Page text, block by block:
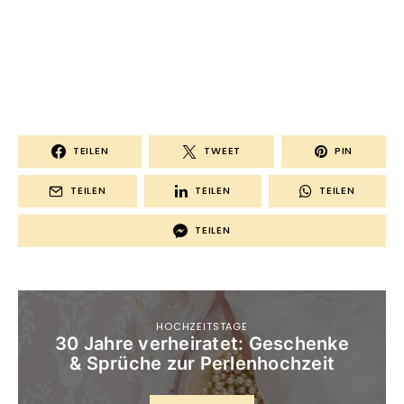
TEILEN TWEET PIN
TEILEN TEILEN TEILEN
TEILEN
HOCHZEITSTAGE
30 Jahre verheiratet: Geschenke
& Sprüche zur Perlenhochzeit